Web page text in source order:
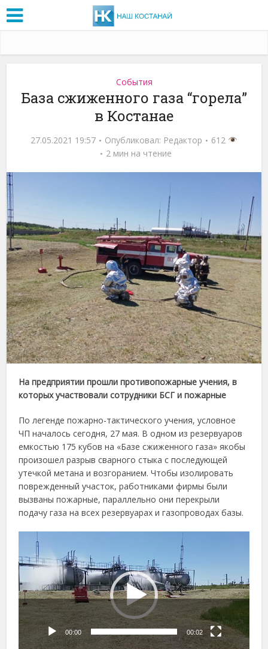
События
База сжиженного газа “горела”
в Костанае
27.05.2021 19:57 Опубликовал: Редактор
612
2 мин на чтение
На предприятии прошли противопожарные учения, в
которых участвовали сотрудники БСГ и пожарные
По легенде пожарно-тактического учения, условное
ЧП началось сегодня, 27 мая. В одном из резервуаров
емкостью 175 кубов на «Базе сжиженного газа» якобы
произошел разрыв сварного стыка с последующей
утечкой метана и возгоранием. Чтобы изолировать
поврежденный участок, работниками фирмы были
вызваны пожарные, параллельно они перекрыли
подачу газа на всех резервуарах и газопроводах базы.
00:00 00:02